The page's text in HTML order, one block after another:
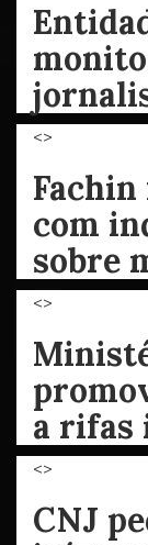
<>
com
sobre
<>
a rifas
<>
CNJ